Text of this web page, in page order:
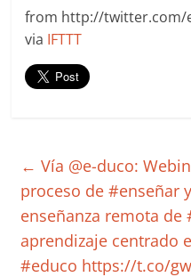
from http://twitter.com/
via IFTTT
← Vía @e-duco:
proceso de #enseñar
enseñanza remota de
aprendizaje centrado
#educo https://t.co/